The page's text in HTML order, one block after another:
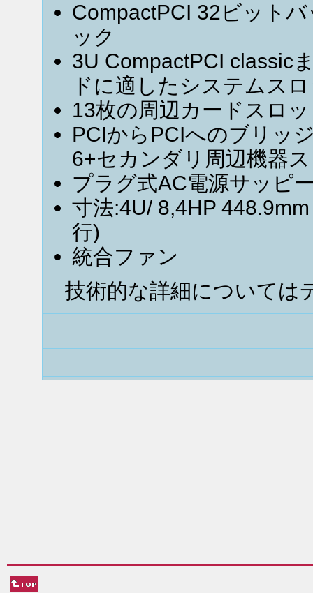
CompactPCI 32ビット
ック
3U CompactPCI classic
ドに適したシステムス
13枚の周辺カードスロ
PCIからPCIへのブリッ
6+セカンダリ周辺機器
プラグ式AC電源サッピ
寸法:4U/ 8,4HP
行)
統合ファン
技術的な詳細については